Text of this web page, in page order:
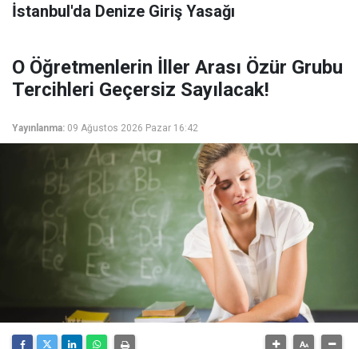
İstanbul'da Denize Giriş Yasağı
O Öğretmenlerin İller Arası Özür Grubu
Tercihleri Geçersiz Sayılacak!
Yayınlanma: 09 Ağustos 2026 Pazar 16:42